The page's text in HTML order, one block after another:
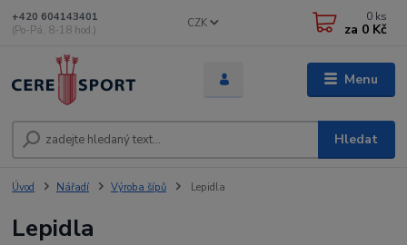
Menu
CZK
Hledat
+420 604143401
(Po-Pá, 8-18 hod.)
0 ks
za 0 Kč
Úvod Nářadí Výroba šípů Lepidla
Lepidla